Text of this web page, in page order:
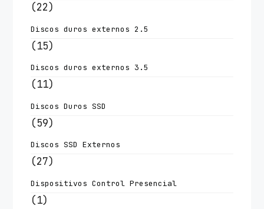
(22)
Discos duros externos 2.5
(15)
Discos duros externos 3.5
(11)
Discos Duros SSD
(59)
Discos SSD Externos
(27)
Dispositivos Control Presencial
(1)